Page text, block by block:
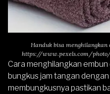
Handuk bisa
https://www.pexels.com/
Cara menghilangkan embun
bungkus jam tangan
membungkusnya pastikan